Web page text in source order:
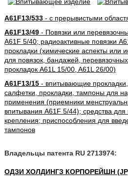
A61F13/533- с прерывистыми
A61F13/49- Повязки или
A61F 5/40; радиоактивные повязки
прокладки (химические аспекты или
для повязок, бандажей,
прокладок A61L 15/00, A61L 26/00)
A61F13/15- впитывающие прокладки,
салфетки, прокладки, тампоны для
применения (приемники
впитывания A61F 5/44); средства
крепления; приспособления для
тампонов
Владельцы патента RU 2713974:
ОДЗИ ХОЛДИНГЗ КОРПОРЕЙШН